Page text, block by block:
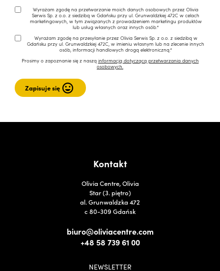
Wyrażam zgodę na przetwarzanie moich danych osobowych przez Olivia
Serwis Sp. z o.o. z siedzibą w Gdańsku przy ul. Grunwaldzkiej 472C w celach
marketingowych, w tym związanych z prowadzeniem marketingu produktów
lub usług własnych oraz innych osób.*
Wyrażam zgodę na przesyłanie przez Olivia Serwis Sp. z o.o. z siedzibą w
Gdańsku przy ul. Grunwaldzkiej 472C, w imieniu własnym lub na zlecenie innych
osób, informacji handlowych drogą elektroniczną.*
Prosimy o zapoznanie się z naszą informacją dotyczącą przetwarzania danych
osobowych.
Kontakt
Olivia Centre, Olivia
Star (3. piętro)
al. Grunwaldzka 472
c 80-309 Gdańsk
biuro@oliviacentre.com
+48 58 739 61 00
NEWSLETTER